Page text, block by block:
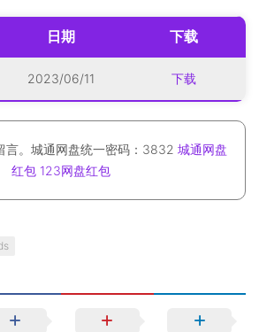
日期 下载
2023/06/11 下载
言。城通网盘统一密码：3832 城通网盘
红包 123网盘红包